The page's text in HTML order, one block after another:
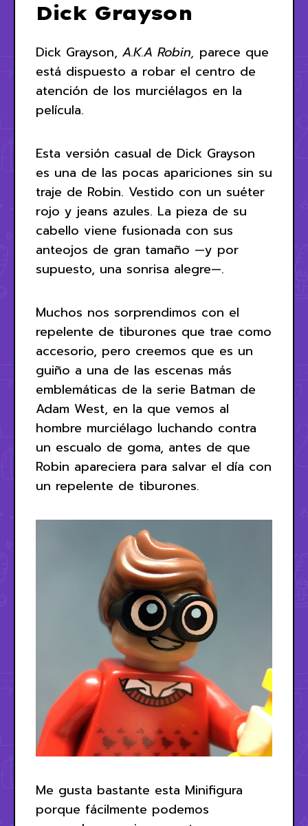
Dick Grayson
Dick Grayson, A.K.A Robin, parece que
está dispuesto a robar el centro de
atención de los murciélagos en la
película.
Esta versión casual de Dick Grayson
es una de las pocas apariciones sin su
traje de Robin. Vestido con un suéter
rojo y jeans azules. La pieza de su
cabello viene fusionada con sus
anteojos de gran tamaño —y por
supuesto, una sonrisa alegre—.
Muchos nos sorprendimos con el
repelente de tiburones que trae como
accesorio, pero creemos que es un
guiño a una de las escenas más
emblemáticas de la serie Batman de
Adam West, en la que vemos al
hombre murciélago luchando contra
un escualo de goma, antes de que
Robin apareciera para salvar el día con
un repelente de tiburones.
Me gusta bastante esta Minifigura
porque fácilmente podemos